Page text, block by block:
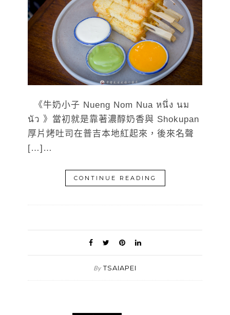
《牛奶小子 Nueng Nom Nua หนึ่ง นม
นัว 》當初就是靠著濃醇奶香與 Shokupan
厚片烤吐司在普吉本地紅起來，後來名聲
[…]…
CONTINUE READING
By TSAIAPEI